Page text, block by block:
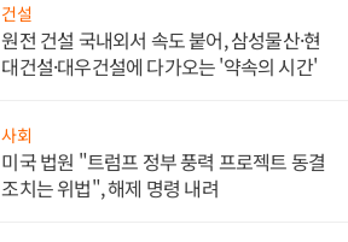
건설
원전 건설 국내외서 속도 붙어, 삼성물산·현
대건설·대우건설에 다가오는 '약속의 시간'
사회
미국 법원 "트럼프 정부 풍력 프로젝트 동결
조치는 위법", 해제 명령 내려